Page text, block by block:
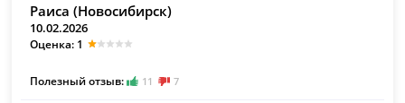
Раиса (Новосибирск)
10.02.2026
Оценка: 1
Полезный отзыв: 11 7